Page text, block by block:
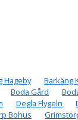
Hageby Barkäng
Boda Gård
Degla Flygeln
Bohus